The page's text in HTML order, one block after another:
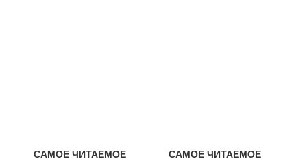
САМОЕ ЧИТАЕМОЕ
САМОЕ ЧИТАЕМОЕ